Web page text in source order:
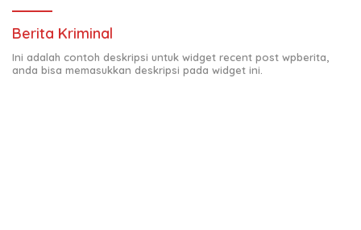
Berita Kriminal
Ini adalah contoh deskripsi untuk widget recent post wpberita,
anda bisa memasukkan deskripsi pada widget ini.